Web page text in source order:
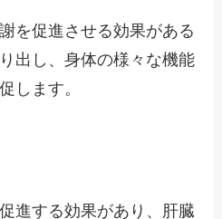
を促進させる効果がある
出し、身体の様々な機能
します。
進する効果があり、肝臓